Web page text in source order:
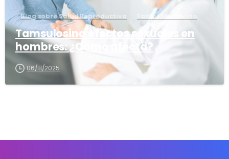
Blog sobre Salud Reproductiva Factor Masculino
Tamsulosina efectos sexuales en
hombres: ¿Cómo afecta?
06/11/2025